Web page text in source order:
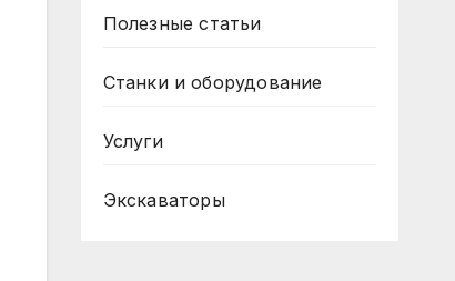
Полезные статьи
Станки и оборудование
Услуги
Экскаваторы